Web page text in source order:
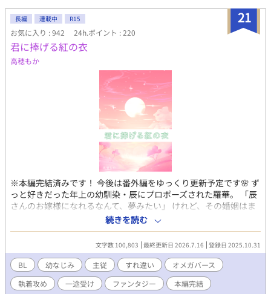
21
長編 連載中 R15
お気に入り : 942 24h.ポイント : 220
君に捧げる紅の衣
高穂もか
※本編完結済みです！ 今後は番外編をゆっくり更新予定です🌸 ず
っと好きだった年上の幼馴染・辰にプロポーズされた羅華。 「辰
さんのお嫁様になれるなんて、夢みたい」 けれど、その婚姻はま
やかしの幸せだった。 辰は家に仕える武人。家への忠義と、主君
である兄の命令で仕方なく羅華に求婚したと知ってしまい……。
ひとはりひとはり、婚儀の為に心を込めて刺繍を施した紅の衣を
抱き、羅華は泣く。 ――辰さんの幸せはどこにあるの？ 悩む羅華
だが、王都でも災いが起き始める。二人の恋の行方は――？ じれ
じれ主従ラブ♡中華風ファンタジーBLです！
続きを読む
文字数 100,803 最終更新日 2026.7.16 登録日 2025.10.31
BL 幼なじみ 主従 すれ違い
オメガバース
執着攻め
一途受け ファンタジー 本編完結